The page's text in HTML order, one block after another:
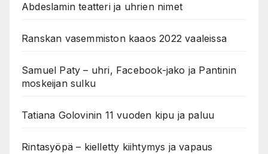
Abdeslamin teatteri ja uhrien nimet
Ranskan vasemmiston kaaos 2022 vaaleissa
Samuel Paty – uhri, Facebook-jako ja Pantinin
moskeijan sulku
Tatiana Golovinin 11 vuoden kipu ja paluu
Rintasyöpä – kielletty kiihtymys ja vapaus